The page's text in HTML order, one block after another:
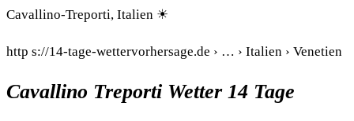
Cavallino-Treporti, Italien ☀
http s://14-tage-wettervorhersage.de › … › Italien › Venetien
Cavallino Treporti Wetter 14 Tage